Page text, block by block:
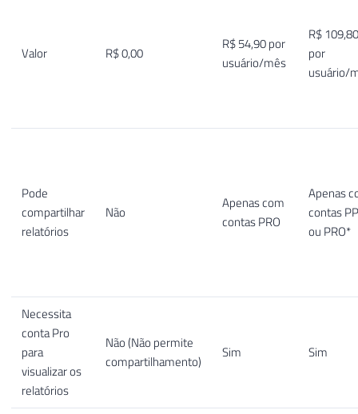
Valor R$ 0,00
R$ 54,90 por
usuário/mês
R$ 109,80
por
usuário/
Pode
compartilhar
relatórios
Não
Apenas com
contas PRO
Apenas
contas
ou PRO*
Necessita
conta Pro
para
visualizar os
relatórios
Não (Não permite
compartilhamento)
Sim Sim